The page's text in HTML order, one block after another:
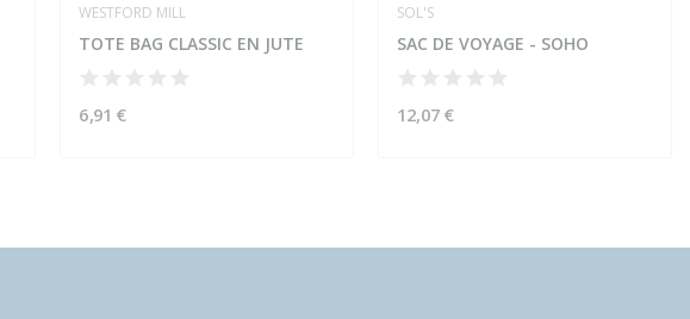
WESTFORD MILL
TOTE BAG CLASSIC EN JUTE
6,91 €
SOL'S
SAC DE VOYAGE - SOHO
12,07 €